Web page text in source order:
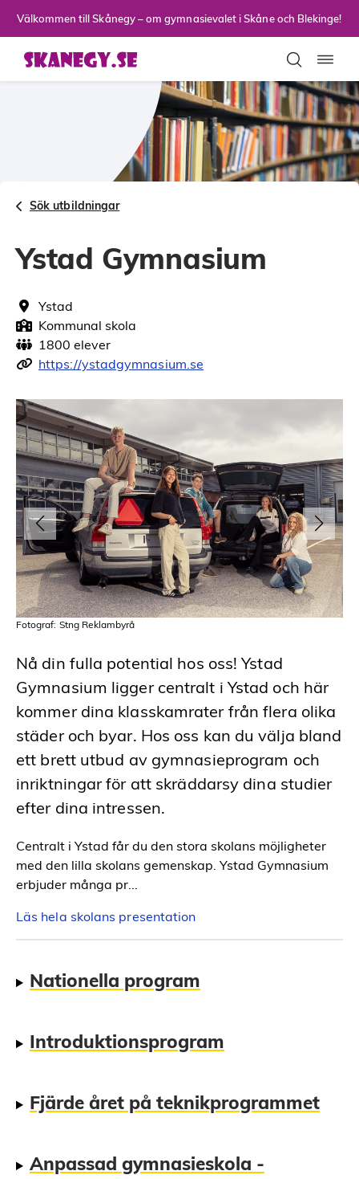
Välkommen till Skånegy – om gymnasievalet i Skåne och Blekinge!
Sök utbildningar
Ystad Gymnasium
Ystad
Kommunal skola
1800 elever
https://ystadgymnasium.se
Fotograf: Stng Reklambyrå
Nå din fulla potential hos oss! Ystad
Gymnasium ligger centralt i Ystad och här
kommer dina klasskamrater från flera olika
städer och byar. Hos oss kan du välja bland
ett brett utbud av gymnasieprogram och
inriktningar för att skräddarsy dina studier
efter dina intressen.
Centralt i Ystad får du den stora skolans möjligheter
med den lilla skolans gemenskap. Ystad Gymnasium
erbjuder många pr...
Läs hela skolans presentation
Nationella program
Introduktionsprogram
Fjärde året på teknikprogrammet
Anpassad gymnasieskola -